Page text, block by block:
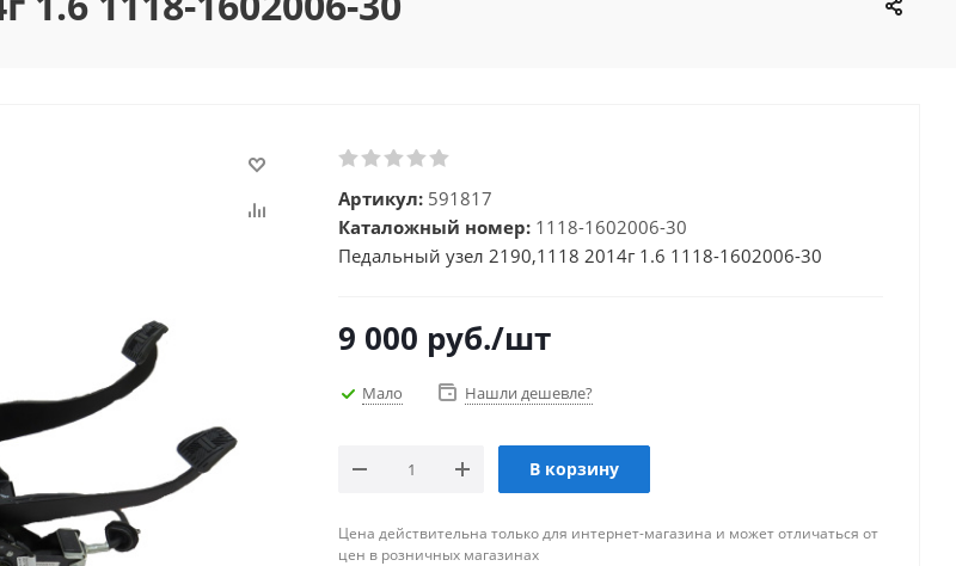
Артикул: 591817
Каталожный номер: 1118-1602006-30
Педальный узел 2190,1118 2014г 1.6 1118-1602006-30
9 000 руб./шт
Мало Нашли дешевле?
В корзину
Цена действительна только для интернет-магазина и может отличаться от
цен в розничных магазинах